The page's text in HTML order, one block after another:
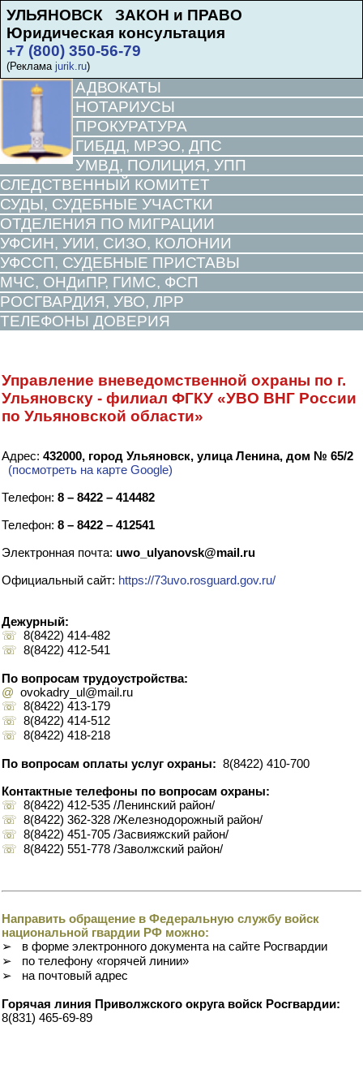
УЛЬЯНОВСК ЗАКОН и ПРАВО
Юридическая консультация
+7 (800) 350-56-79
(Реклама jurik.ru)
АДВОКАТЫ
НОТАРИУСЫ
ПРОКУРАТУРА
ГИБДД, МРЭО, ДПС
УМВД, ПОЛИЦИЯ, УПП
СЛЕДСТВЕННЫЙ КОМИТЕТ
СУДЫ, СУДЕБНЫЕ УЧАСТКИ
ОТДЕЛЕНИЯ ПО МИГРАЦИИ
УФСИН, УИИ, СИЗО, КОЛОНИИ
УФССП, СУДЕБНЫЕ ПРИСТАВЫ
МЧС, ОНДиПР, ГИМС, ФСП
РОСГВАРДИЯ, УВО, ЛРР
ТЕЛЕФОНЫ ДОВЕРИЯ
Управление вневедомственной охраны по г.
Ульяновску - филиал ФГКУ «УВО ВНГ России
по Ульяновской области»
Адрес: 432000, город Ульяновск, улица Ленина, дом № 65/2
(посмотреть на карте Google)
Телефон: 8 – 8422 – 414482
Телефон: 8 – 8422 – 412541
Электронная почта: uwo_ulyanovsk@mail.ru
Официальный сайт: https://73uvo.rosguard.gov.ru/
Дежурный:
☏ 8(8422) 414-482
☏ 8(8422) 412-541
По вопросам трудоустройства:
@ ovokadry_ul@mail.ru
☏ 8(8422) 413-179
☏ 8(8422) 414-512
☏ 8(8422) 418-218
По вопросам оплаты услуг охраны: 8(8422) 410-700
Контактные телефоны по вопросам охраны:
☏ 8(8422) 412-535 /Ленинский район/
☏ 8(8422) 362-328 /Железнодорожный район/
☏ 8(8422) 451-705 /Засвияжский район/
☏ 8(8422) 551-778 /Заволжский район/
Направить обращение в Федеральную службу войск
национальной гвардии РФ можно:
➢ в форме электронного документа на сайте Росгвардии
➢ по телефону «горячей линии»
➢ на почтовый адрес
Горячая линия Приволжского округа войск Росгвардии:
8(831) 465-69-89